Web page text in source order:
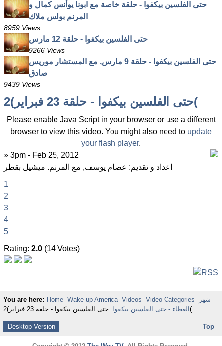
حتى الفلسين بيكفوا - حلقة خاصة مع ابونا يوأنس كمال و
المرنم بولس ملاك
8959 Views
حتى الفلسين بيكفوا - حلقة 12 مارس
9266 Views
حتى الفلسين بيكفوا - حلقة 9 مارس, مع المستشار موريس
صادق
9439 Views
حتى الفلسين بيكفوا - حلقة 23 فبراير)2(
Please enable Java Script in your browser or use a different
browser to view this video. You might also need to update
your flash player.
» 3pm - Feb 25, 2012
اعداد و تقديم: عصام يوسف, مع المرنم. ميشيل بقطر
1
2
3
4
5
Rating: 2.0 (14 Votes)
You are here: Home Wake up America Videos Video Categories
شهر
العطاء - حتى الفلسين بيكفواحتى الفلسين بيكفوا - حلقة 23 فبراير)2(
Desktop Version Top